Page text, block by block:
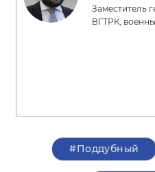
Заместитель
ВГТРК,
#Поддубный